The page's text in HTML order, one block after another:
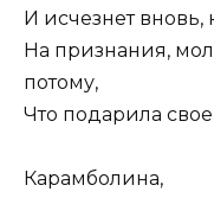
И исчезнет вновь,
На признания,
потому,
Что подарила
Карамболина,